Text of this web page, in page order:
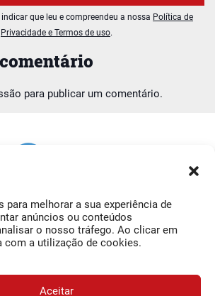
para melhorar a sua experiência de
anúncios ou conteúdos
o nosso tráfego. Ao clicar em
com a utilização de cookies.
Aceitar
para publicar um comentário.
que leu e compreendeu a nossa Política de
Privacidade e Termos de uso.
O Jornal da Bairrada
Contactos